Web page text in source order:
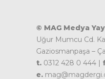
© MAG Medya
Uğur Mumcu Cd.
Gaziosmanpaşa –
t. 0312 428 0 444 |
e.